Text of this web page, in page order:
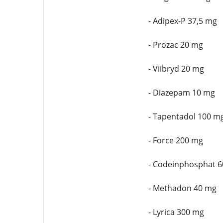
- Adipex-P 37,5 mg
- Prozac 20 mg
- Viibryd 20 mg
- Diazepam 10 mg
- Tapentadol 100
- Force 200 mg
- Codeinphosphat
- Methadon 40 mg
- Lyrica 300 mg